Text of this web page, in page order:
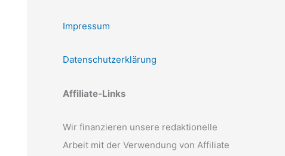
Impressum
Datenschutzerklärung
Affiliate-Links
Wir finanzieren unsere redaktionelle
Arbeit mit der Verwendung von Affiliate